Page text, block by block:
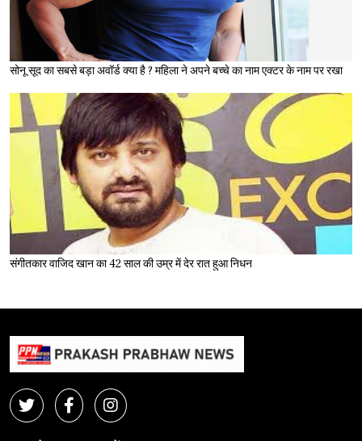
सोनू सूद का सबसे बड़ा अवॉर्ड क्या है ? महिला ने अपने बच्चे का नाम एक्टर के नाम पर रखा
संगीतकार वाजिद खान का 42 साल की उम्र में देर रात हुआ निधन